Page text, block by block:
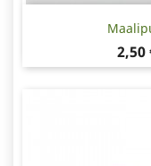
2,50